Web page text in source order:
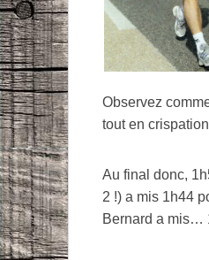
Observez
tout en
Au final donc,
2 !) a mis 1h44
Bernard a mis…